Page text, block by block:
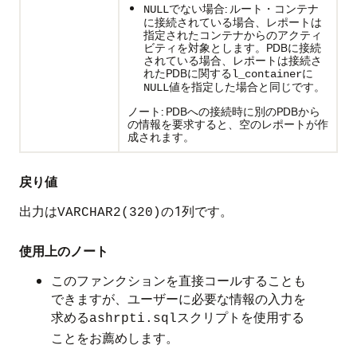
NULLでない場合: ルート・コンテナ
に接続されている場合、レポートは
指定されたコンテナからのアクティ
ビティを対象とします。PDBに接続
されている場合、レポートは接続さ
れたPDBに関するl_containerに
NULL値を指定した場合と同じです。
ノート: PDBへの接続時に別のPDBから
の情報を要求すると、空のレポートが作
成されます。
戻り値
出力はVARCHAR2(320)の1列です。
使用上のノート
このファンクションを直接コールすることも
できますが、ユーザーに必要な情報の入力を
求めるashrpti.sqlスクリプトを使用する
ことをお薦めします。